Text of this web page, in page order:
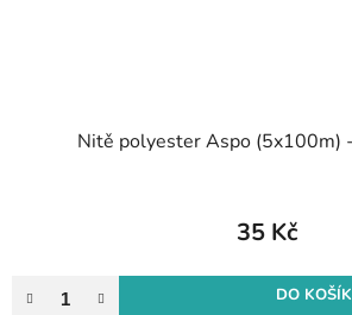
Nitě polyester Aspo (5x100m)
35 Kč
DO